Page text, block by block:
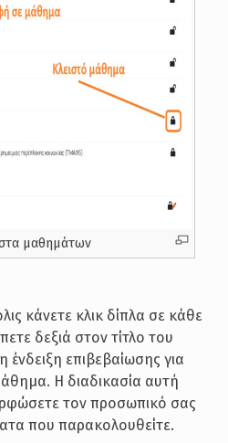
μαθημάτων
κάνετε κλικ δίπλα σε κάθε
δεξιά στον τίτλο του
επιβεβαίωσης για
Η διαδικασία αυτή
τον προσωπικό σας
που παρακολουθείτε.